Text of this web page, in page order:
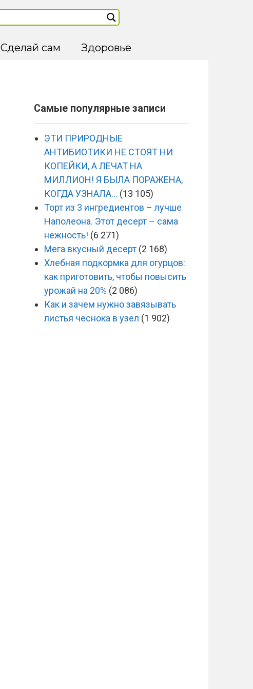
Сделай сам Здоровье
Самые популярные записи
ЭТИ ПРИРОДНЫЕ
АНТИБИОТИКИ НЕ СТОЯТ НИ
КОПЕЙКИ, А ЛЕЧАТ НА
МИЛЛИОН! Я БЫЛА ПОРАЖЕНА,
КОГДА УЗНАЛА… (13 105)
Торт из 3 ингредиентов – лучше
Наполеона. Этот десерт – сама
нежность! (6 271)
Мега вкусный десерт (2 168)
Хлебная подкормка для огурцов:
как приготовить, чтобы повысить
урожай на 20% (2 086)
Как и зачем нужно завязывать
листья чеснока в узел (1 902)